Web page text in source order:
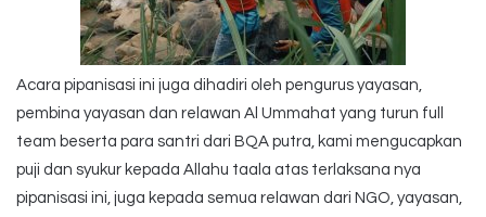
Acara pipanisasi ini juga dihadiri oleh pengurus yayasan,
pembina yayasan dan relawan Al Ummahat yang turun full
team beserta para santri dari BQA putra, kami mengucapkan
puji dan syukur kepada Allahu taala atas terlaksana nya
pipanisasi ini, juga kepada semua relawan dari NGO, yayasan,